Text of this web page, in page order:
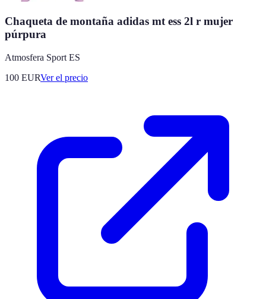
Chaqueta de montaña adidas mt ess 2l r mujer
púrpura
Atmosfera Sport ES
100 EURVer el precio